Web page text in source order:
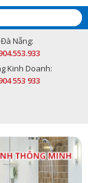
Đà Nẵng:
Kinh Doanh:
553 933